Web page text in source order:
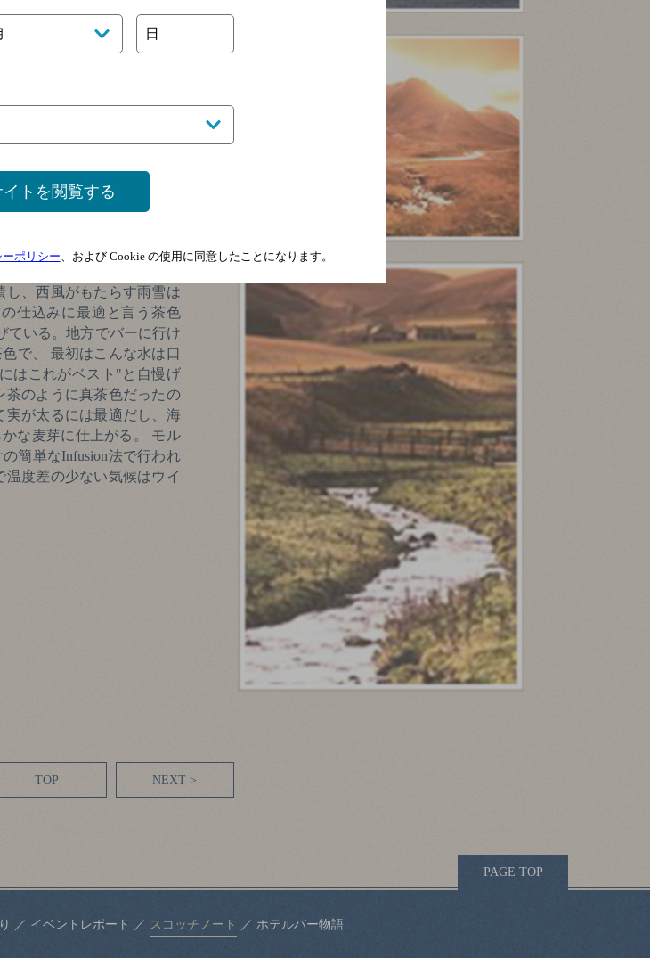
向って流れる温暖なメキ
気候である。 一月の平均
さらに下がって零度に近
間降水量は西海岸で多く
一つの特徴は"変化が大き
に全ての気候がある"と言
要る時があり、8月中頃か
膝掛け毛布が要る。 高緯
のスタートは、夏は午後6
。
スコッチウイスキーを生
し、西風がもたらす雨雪は
仕込みに最適と言う茶色
ている。地方でバーに行け
で、 最初はこんな水は口
はこれがベスト"と自慢げ
茶のように真茶色だったの
実が太るには最適だし、海
な麦芽に仕上がる。 モル
簡単なInfusion法で行われ
度差の少ない気候はウイ
TOP NEXT >
／ イベントレポート ／ スコッチノート ／ ホテルバー物語
PAGE TOP
日
イトを閲覧する
ポリシー、および Cookie の使用に同意したことになります。